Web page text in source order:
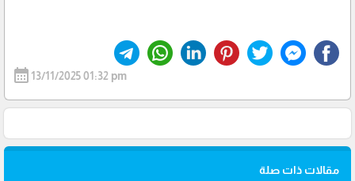
calendar_month 13/11/2025 01:32 pm
مقالات ذات صلة